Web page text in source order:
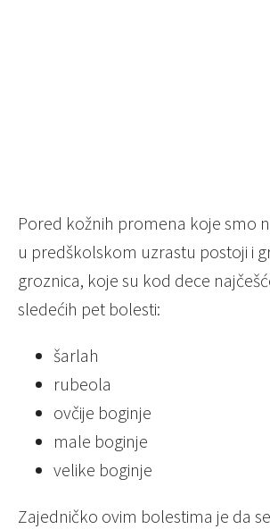
Pored kožnih promena koje smo
u predškolskom uzrastu postoji i
groznica, koje su kod dece
sledećih pet bolesti:
šarlah
rubeola
ovčije boginje
male boginje
velike boginje
Zajedničko ovim bolestima je da